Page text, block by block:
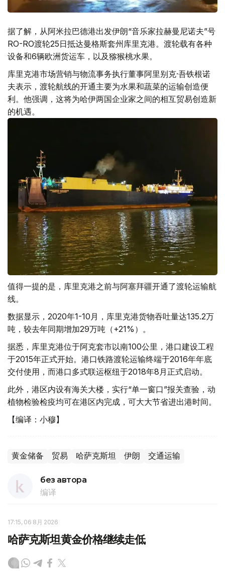
据了解，从阿米拉巴德港出发伊朗“音乐家拉赫曼尼诺夫”号
RO-RO渡轮25日抵达曼格斯套州库里克港。渡轮载有各种
设备和6辆欧洲货运车，以及猕猴桃水果。
库里克港市场营销与物流事务执行董事阿里别克·吾铁根诺
夫表示，渡轮航线的开通主要为水果和蔬菜的运输创造便
利。他强调，这将为哈伊两国企业家之间的相互贸易创造新
的机遇。
值得一提的是，库里克港之前与阿塞拜疆开通了渡轮运输航
线。
数据显示，2020年1-10月，库里克港货物吞吐量达135.2万
吨，较去年同期增加29万吨（+21%）。
据悉，库里克港位于阿克套市以南100公里，港口建设工程
于2015年正式开始。港口铁路渡轮运输终端于2016年年底
交付使用，而港口多式联运枢纽于2018年8月正式启动。
此外，港区内设有海关大楼，实行“单一窗口”报关查验，动
植物检验检疫均可在港区内完成，可大大节省进出港时间。
【编译：小穆】
黄金储备 贸易 哈萨克斯坦 伊朗 交通运输
без автора
编译
17:15, 06 8月 2026
哈萨克斯坦黄金价格继续走低